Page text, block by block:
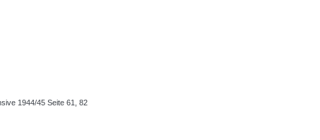
1944/45 Seite 61, 82